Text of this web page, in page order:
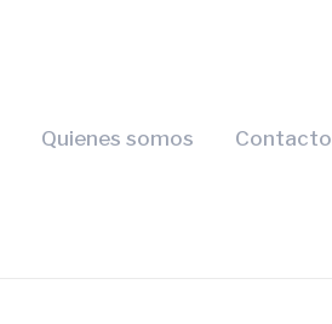
Quienes somos Contacto